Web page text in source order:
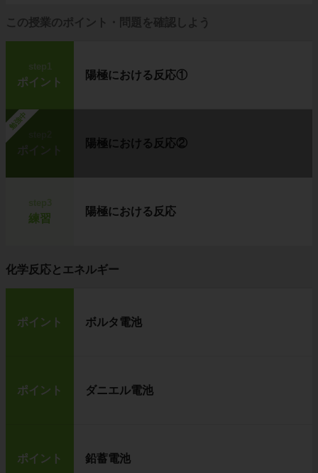
この授業のポイント・問題を確認しよう
step1
ポイント
陽極における反応①
勉強中
ポイント
陽極における反応②
練習
陽極における反応
化学反応とエネルギー
ポイント ボルタ電池
ポイント ダニエル電池
ポイント 鉛蓄電池